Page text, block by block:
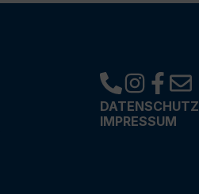
DATENSCHUTZ
IMPRESSUM